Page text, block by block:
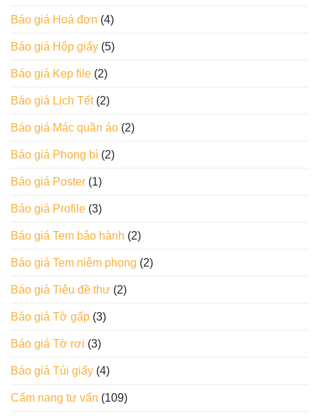
Báo giá Hoá đơn (4)
Báo giá Hộp giấy (5)
Báo giá Kẹp file (2)
Báo giá Lịch Tết(2)
Báo giá Mác quần áo (2)
Báo giá Phong bì (2)
Báo giá Poster (1)
Báo giá Profile (3)
Báo giá Tem bảo hành (2)
Báo giá Tem niêm phong (2)
Báo giá Tiêu đề thư (2)
Báo giá Tờ gấp (3)
Báo giá Tờ rơi (3)
Báo giá Túi giấy (4)
Cẩm nang tư vấn (109)